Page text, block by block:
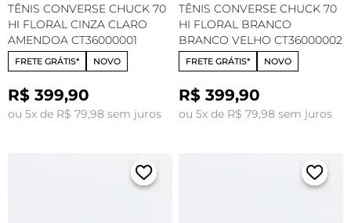
TÊNIS CONVERSE CHUCK 70
HI FLORAL CINZA CLARO
AMENDOA CT36000001
FRETE GRÁTIS* NOVO
R$ 399,90
ou 5x de R$ 79,98 sem juros
TÊNIS CONVERSE CHUCK 70
HI FLORAL BRANCO
BRANCO VELHO CT36000002
FRETE GRÁTIS* NOVO
R$ 399,90
ou 5x de R$ 79,98 sem juros